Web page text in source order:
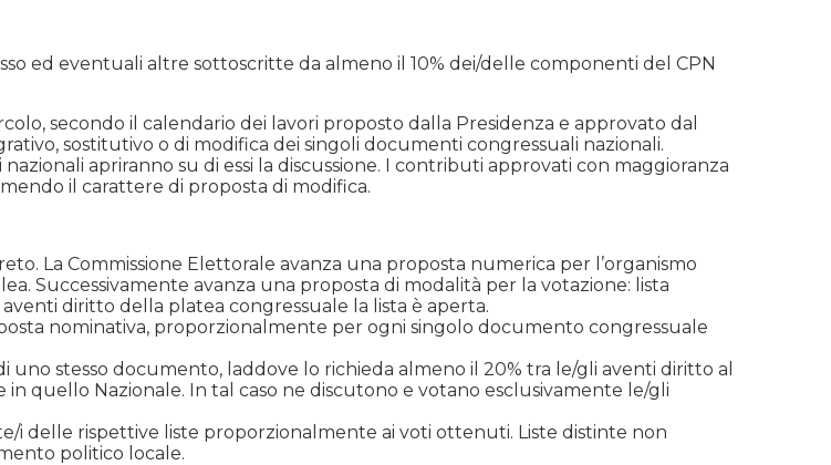
ed eventuali altre sottoscritte da almeno il 10% dei/delle componenti del CPN
secondo il calendario dei lavori proposto dalla Presidenza e approvato dal
sostitutivo o di modifica dei singoli documenti congressuali nazionali.
apriranno su di essi la discussione. I contributi approvati con maggioranza
il carattere di proposta di modifica.
La Commissione Elettorale avanza una proposta numerica per l’organismo
Successivamente avanza una proposta di modalità per la votazione: lista
diritto della platea congressuale la lista è aperta.
nominativa, proporzionalmente per ogni singolo documento congressuale
stesso documento, laddove lo richieda almeno il 20% tra le/gli aventi diritto al
in quello Nazionale. In tal caso ne discutono e votano esclusivamente le/gli
i delle rispettive liste proporzionalmente ai voti ottenuti. Liste distinte non
politico locale.